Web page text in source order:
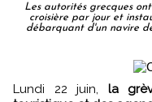
Les autorités grecques
croisière par jour et
débarquant d'un navire
Lundi 22 juin, la